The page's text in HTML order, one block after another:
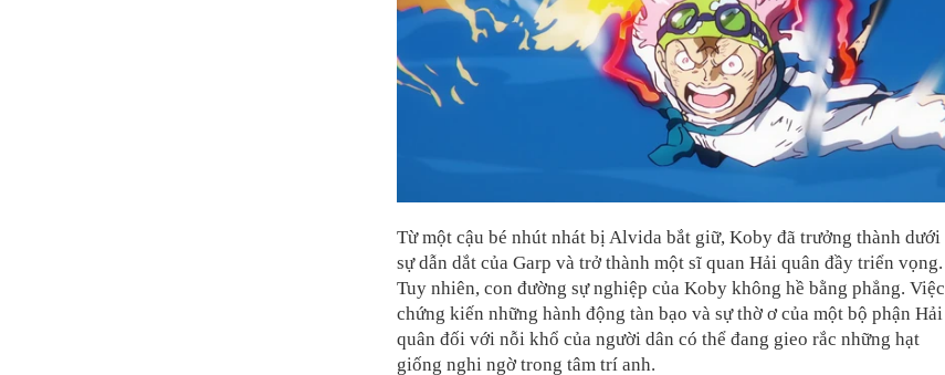
Từ một cậu bé nhút nhát bị Alvida bắt giữ, Koby đã trưởng thành dưới
sự dẫn dắt của Garp và trở thành một sĩ quan Hải quân đầy triển vọng.
Tuy nhiên, con đường sự nghiệp của Koby không hề bằng phẳng. Việc
chứng kiến những hành động tàn bạo và sự thờ ơ của một bộ phận Hải
quân đối với nỗi khổ của người dân có thể đang gieo rắc những hạt
giống nghi ngờ trong tâm trí anh.